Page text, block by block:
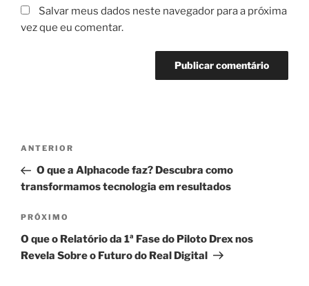
Salvar meus dados neste navegador para a próxima
vez que eu comentar.
Navegação
Post
Post
anterior
ANTERIOR
O que a Alphacode faz? Descubra como
transformamos tecnologia em resultados
Próximo
post
PRÓXIMO
O que o Relatório da 1ª Fase do Piloto Drex nos
Revela Sobre o Futuro do Real Digital